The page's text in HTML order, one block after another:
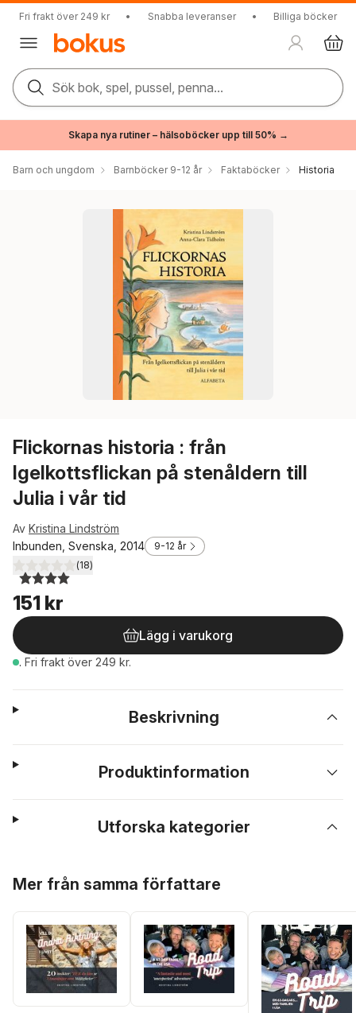
Fri frakt över 249 kr • Snabba leveranser • Billiga böcker
Sök bok, spel, pussel, penna...
Skapa nya rutiner – hälsoböcker upp till 50% →
Barn och ungdom Barnböcker 9-12 år Faktaböcker Historia
Flickornas historia : från
Igelkottsflickan på stenåldern till
Julia i vår tid
Av Kristina Lindström
Inbunden, Svenska, 2014
9-12 år
4,0utav 5 stjärnor. Totalt antal röster:
(18)
151 kr
Lägg i varukorg
. Fri frakt över 249 kr.
Beskrivning
Produktinformation
Utforska kategorier
Mer från samma författare